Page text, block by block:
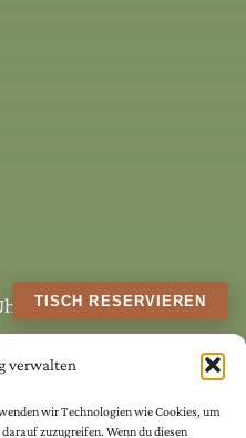
verwalten
wir Technologien wie Cookies, um
zuzugreifen. Wenn du diesen
TISCH RESERVIEREN